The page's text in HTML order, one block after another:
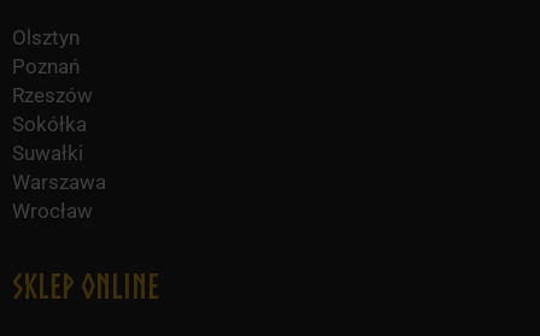
Olsztyn
Poznań
Rzeszów
Sokółka
Suwałki
Warszawa
Wrocław
Sklep online